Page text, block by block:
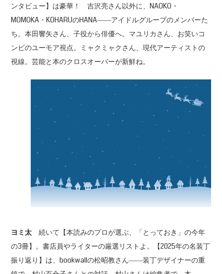
ンタビュー】は豪華！ 吉沢亮さん以外に、NAOKO・
MOMOKA・KOHARUのHANA――アイドルグループのメンバーた
ち。本田響矢さん、子役から俳優へ。マユリカさん、お笑いコ
ンビのユーモア視点。ミャクミャクさん、現代アーティストの
視線。芸能と本のクロスオーバーが新鮮ね。
ヨミ太 続いて【本読みのプロが選ぶ、「とっておき」の今年
の3冊】。書店員やライターの厳選リストよ。【2025年の名装丁
振り返り】は、bookwallの松昭教さん――装丁デザイナーの重